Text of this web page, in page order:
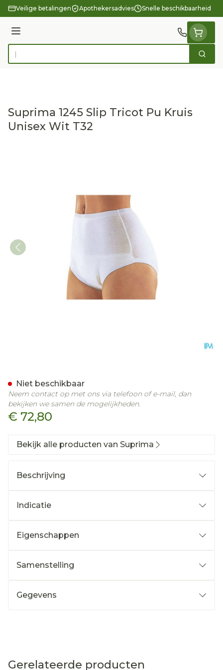
Ga naar de inhoud
Veilige betalingen Apothekersadvies Snelle beschikbaarheid
Menu
Product, merk, categorie... Zoek
Suprima 1245 Slip Tricot Pu Kruis
Unisex Wit T32
€ 72,80
Niet beschikbaar
Neem contact op met ons via telefoon of e-mail, dan
bekijken we samen de mogelijkheden.
Bekijk alle producten van Suprima
Beschrijving
Indicatie
Eigenschappen
Samenstelling
Gegevens
Gerelateerde producten